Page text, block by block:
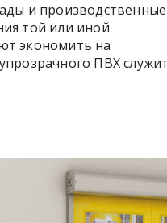
и производственные
той или иной
экономить на
ПВХ служит